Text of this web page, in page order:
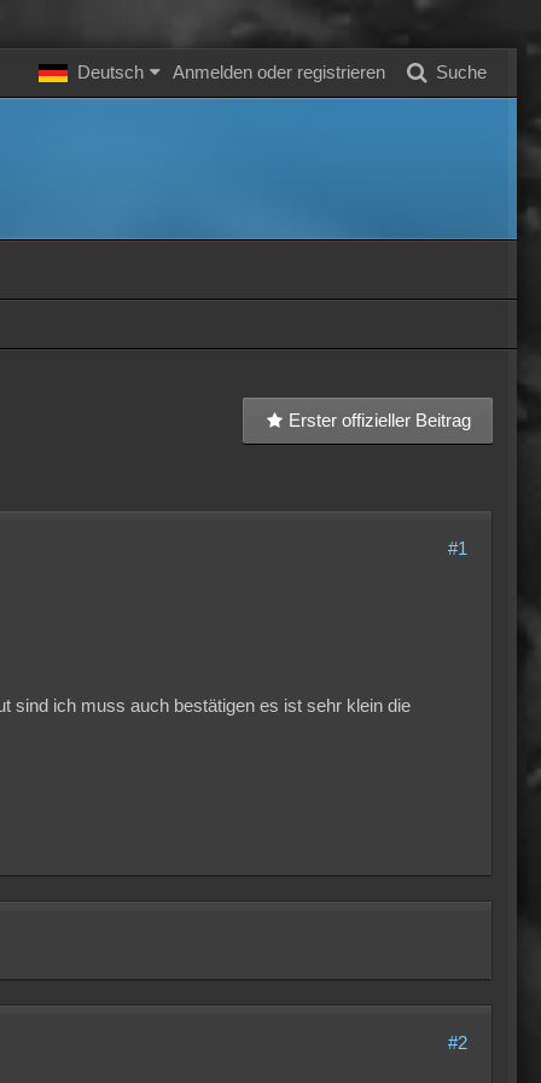
Deutsch Anmelden oder registrieren Suche
Erster offizieller Beitrag
#1
sind ich muss auch bestätigen es ist sehr klein die
#2